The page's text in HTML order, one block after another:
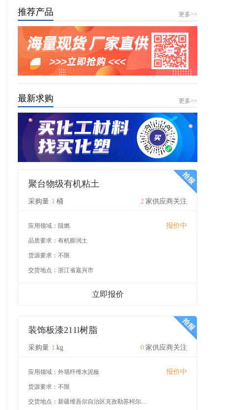
推荐产品 更多>>
最新求购 更多>>
聚台物级有机粘土
采购量 1 桶 2 家供应商关注
应用领域： 阻燃 报价中
品质要求： 有机膨润土
货源要求： 不限
交货地点： 浙江省嘉兴市
立即报价
装饰板漆211l树脂
采购量 1 kg 0 家供应商关注
应用领域： 外墙纤维水泥板 报价中
货源要求： 不限
交货地点： 新疆维吾尔自治区克孜勒苏柯尔克孜自治州